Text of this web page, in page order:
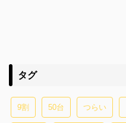
タグ
9割 50台 つらい